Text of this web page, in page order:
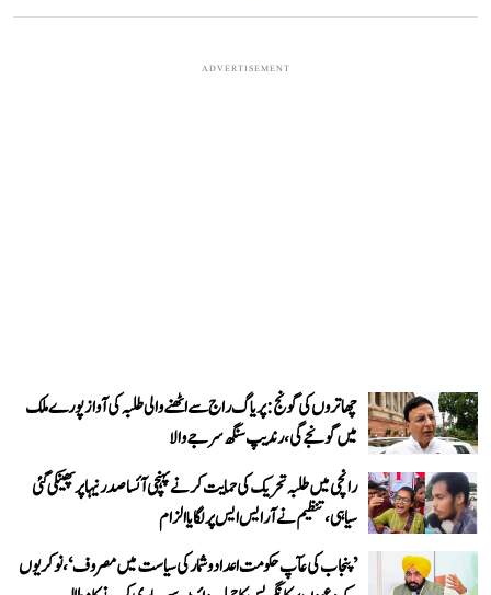
ADVERTISEMENT
چھاتروں کی گونج: پریاگ راج سے اٹھنے والی طلبہ کی آواز پورے ملک
میں گونجے گی، رندیپ سنگھ سرجے والا
رانچی میں طلبہ تحریک کی حمایت کرنے پہنچی آئسا صدر نیہا پر پھینکی گئی
سیاہی، تنظیم نے آر ایس ایس پر لگایا الزام
’پنجاب کی عآپ حکومت اعداد و شمار کی سیاست میں مصروف‘، نوکریوں